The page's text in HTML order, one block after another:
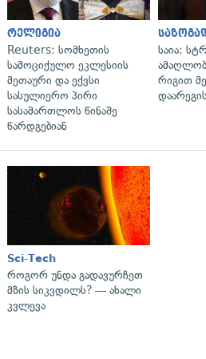
რელიგია
Reuters: სომხეთის
სამოციქულო ეკლესიის
მეთაური და ექვსი
სასულიერო პირი
სასამართლოს წინაშე
წარდგებიან
საია:
რიგით
Sci-Tech
როგორ უნდა გადავურჩეთ
მზის სიკვდილს? — ახალი
კვლევა